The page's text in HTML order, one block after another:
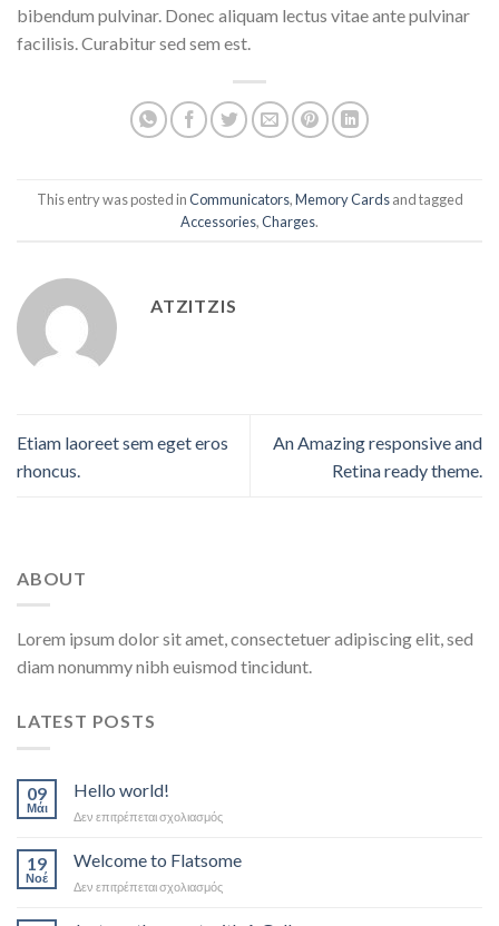
bibendum pulvinar. Donec aliquam lectus vitae ante pulvinar
facilisis. Curabitur sed sem est.
This entry was posted inCommunicators,Memory Cardsand tagged
Accessories,Charges.
ATZITZIS
Etiam laoreet sem eget eros
rhoncus.
An Amazing responsive and
Retina ready theme.
ABOUT
Lorem ipsum dolor sit amet, consectetuer adipiscing elit, sed
diam nonummy nibh euismod tincidunt.
LATEST POSTS
09
Μάι
Hello world!
Δεν επιτρέπεται σχολιασμόςστο
19
Νοέ
Welcome to Flatsome
Δεν επιτρέπεται σχολιασμόςστο